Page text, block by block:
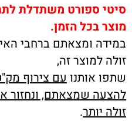
סיטי ספורט משתדלת
מוצר בכל הזמן.
במידה ומצאתם ברחבי
זולה למוצר זה,
שתפו אותנו עם צירוף
להצעה שמצאתם, ונחזור
זולה יותר.